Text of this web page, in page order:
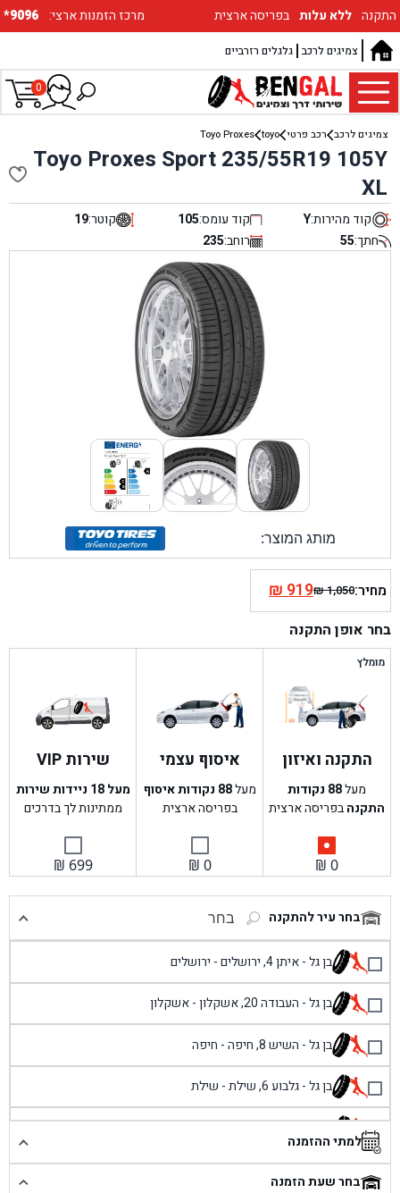
*9096 :מרכז הזמנות ארצי התקנה ללא עלות בפריסה ארצית
גלגלים רזרביים צמיגים לרכב
0
צמיגים לרכב רכב פרטי toyo
Toyo Proxes
Toyo Proxes Sport 235/55R19 105Y
XL
קוד מהירות:Y קוד עומס:105 קוטר:19
חתך:55 רוחב:235
מותג המוצר:
מחיר: ₪1,050
המחיר
המקורי
היה:
₪919 המחיר
הנוכחי
הוא:
בחר אופן התקנה
מומלץ
התקנה ואיזון
מעל88 נקודות
התקנהבפריסה ארצית
₪ 0
איסוף עצמי
מעל88 נקודות איסוף
בפריסה ארצית
₪ 0
שירות VIP
מעל 18 ניידות שירות
ממתינות לך בדרכים
₪ 699
בחר עיר להתקנה בחר
בן גל - איתן 4, ירושלים - ירושלים
בן גל - העבודה 20, אשקלון - אשקלון
בן גל - השיש 8, חיפה - חיפה
בן גל - גלבוע 6, שילת - שילת
בן גל - פוריידיס, כניסה צפונית מול כביש 4 - פרדיס
בן גל - שכונת אזור תעשייה זעירה, עיילבון - עיילבון
למתי ההזמנה
בחר שעת הזמנה